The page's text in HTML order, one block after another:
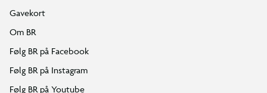
Gavekort
Om BR
Følg BR på Facebook
Følg BR på Instagram
Følg BR på Youtube